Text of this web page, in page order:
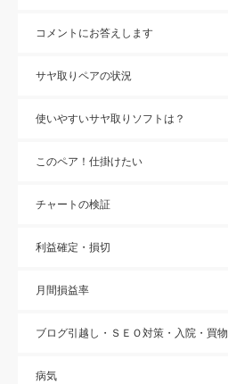
コメントにお答えします
サヤ取りペアの状況
使いやすいサヤ取りソフトは？
このペア！仕掛けたい
チャートの検証
利益確定・損切
月間損益率
ブログ引越し・ＳＥＯ対策・入院・買物
病気